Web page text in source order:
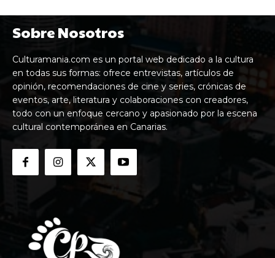
Sobre Nosotros
Culturamania.com es un portal web dedicado a la cultura
en todas sus formas: ofrece entrevistas, artículos de
opinión, recomendaciones de cine y series, crónicas de
eventos, arte, literatura y colaboraciones con creadores,
todo con un enfoque cercano y apasionado por la escena
cultural contemporánea en Canarias.